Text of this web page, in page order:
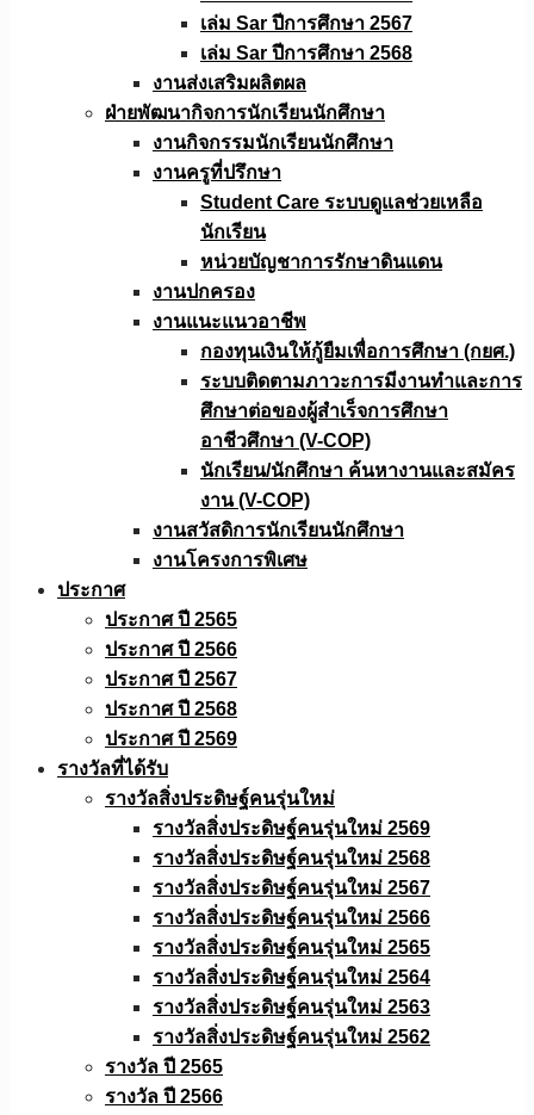
เล่ม Sar ปีการศึกษา 2567
เล่ม Sar ปีการศึกษา 2568
งานส่งเสริมผลิตผล
ฝ่ายพัฒนากิจการนักเรียนนักศึกษา
งานกิจกรรมนักเรียนนักศึกษา
งานครูที่ปรึกษา
Student Care ระบบดูแลช่วยเหลือ
นักเรียน
หน่วยบัญชาการรักษาดินแดน
งานปกครอง
งานแนะแนวอาชีพ
กองทุนเงินให้กู้ยืมเพื่อการศึกษา (กยศ.)
ระบบติดตามภาวะการมีงานทำและการ
ศึกษาต่อของผู้สำเร็จการศึกษา
อาชีวศึกษา (V-COP)
นักเรียน/นักศึกษา ค้นหางานและสมัคร
งาน (V-COP)
งานสวัสดิการนักเรียนนักศึกษา
งานโครงการพิเศษ
ประกาศ
ประกาศ ปี 2565
ประกาศ ปี 2566
ประกาศ ปี 2567
ประกาศ ปี 2568
ประกาศ ปี 2569
รางวัลที่ได้รับ
รางวัลสิ่งประดิษฐ์คนรุ่นใหม่
รางวัลสิ่งประดิษฐ์คนรุ่นใหม่ 2569
รางวัลสิ่งประดิษฐ์คนรุ่นใหม่ 2568
รางวัลสิ่งประดิษฐ์คนรุ่นใหม่ 2567
รางวัลสิ่งประดิษฐ์คนรุ่นใหม่ 2566
รางวัลสิ่งประดิษฐ์คนรุ่นใหม่ 2565
รางวัลสิ่งประดิษฐ์คนรุ่นใหม่ 2564
รางวัลสิ่งประดิษฐ์คนรุ่นใหม่ 2563
รางวัลสิ่งประดิษฐ์คนรุ่นใหม่ 2562
รางวัล ปี 2565
รางวัล ปี 2566